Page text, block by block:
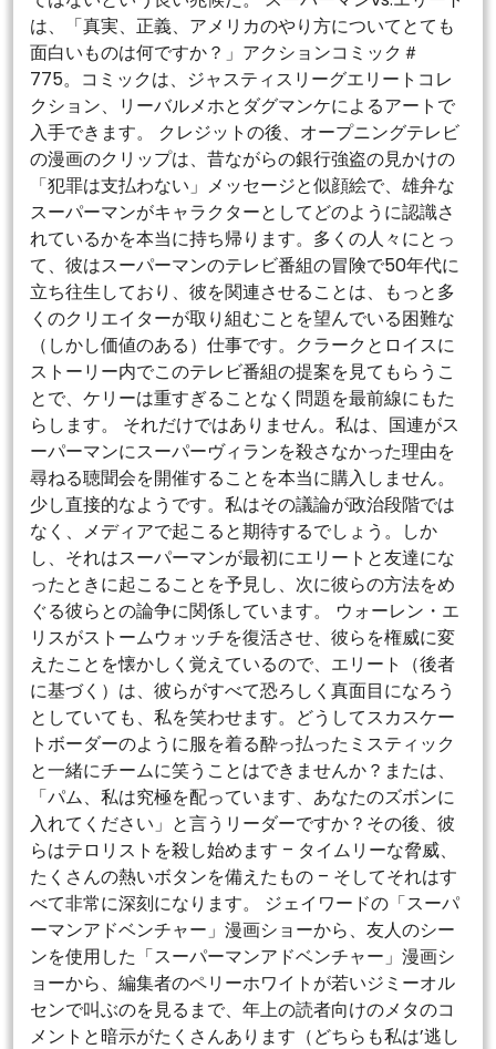
は、「真実、正義、アメリカのやり方についてとても
面白いものは何ですか？」アクションコミック＃
775。コミックは、ジャスティスリーグエリートコレ
クション、リーバルメホとダグマンケによるアートで
入手できます。 クレジットの後、オープニングテレビ
の漫画のクリップは、昔ながらの銀行強盗の見かけの
「犯罪は支払わない」メッセージと似顔絵で、雄弁な
スーパーマンがキャラクターとしてどのように認識さ
れているかを本当に持ち帰ります。多くの人々にとっ
て、彼はスーパーマンのテレビ番組の冒険で50年代に
立ち往生しており、彼を関連させることは、もっと多
くのクリエイターが取り組むことを望んでいる困難な
（しかし価値のある）仕事です。クラークとロイスに
ストーリー内でこのテレビ番組の提案を見てもらうこ
とで、ケリーは重すぎることなく問題を最前線にもた
らします。 それだけではありません。私は、国連がス
ーパーマンにスーパーヴィランを殺さなかった理由を
尋ねる聴聞会を開催することを本当に購入しません。
少し直接的なようです。私はその議論が政治段階では
なく、メディアで起こると期待するでしょう。しか
し、それはスーパーマンが最初にエリートと友達にな
ったときに起こることを予見し、次に彼らの方法をめ
ぐる彼らとの論争に関係しています。 ウォーレン・エ
リスがストームウォッチを復活させ、彼らを権威に変
えたことを懐かしく覚えているので、エリート（後者
に基づく）は、彼らがすべて恐ろしく真面目になろう
としていても、私を笑わせます。どうしてスカスケー
トボーダーのように服を着る酔っ払ったミスティック
と一緒にチームに笑うことはできませんか？または、
「パム、私は究極を配っています、あなたのズボンに
入れてください」と言うリーダーですか？その後、彼
らはテロリストを殺し始めます – タイムリーな脅威、
たくさんの熱いボタンを備えたもの – そしてそれはす
べて非常に深刻になります。 ジェイワードの「スーパ
ーマンアドベンチャー」漫画ショーから、友人のシー
ンを使用した「スーパーマンアドベンチャー」漫画シ
ョーから、編集者のペリーホワイトが若いジミーオル
センで叫ぶのを見るまで、年上の読者向けのメタのコ
メントと暗示がたくさんあります（どちらも私は’逃し